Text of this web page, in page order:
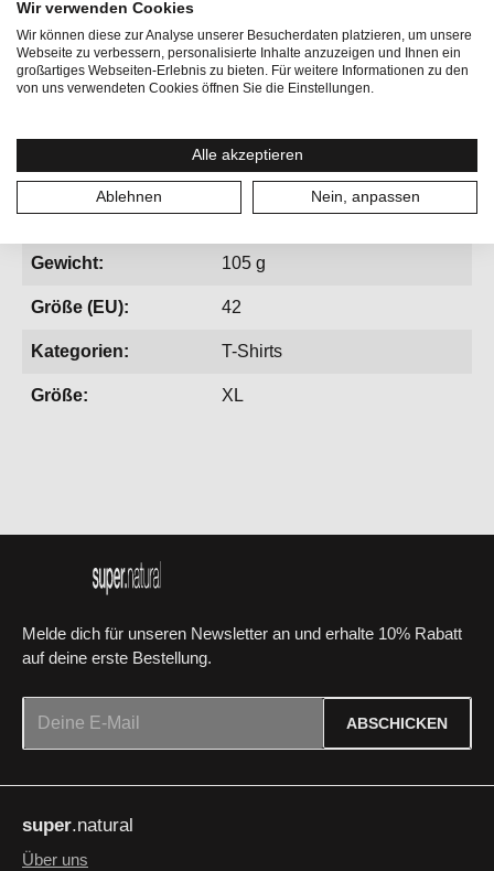
Yoga/Pilates Session
Aktivitäten: Bergsport, Reisen
Geschlecht: Damen
Gewicht: 105 g
Größe (EU): 42
Kategorien: T-Shirts
Größe: XL
Melde dich für unseren Newsletter an und erhalte 10% Rabatt
auf deine erste Bestellung.
ABSCHICKEN
genommen und die
einverstanden.
Die mit einem Stern (*) markierten Felder sind Pflichtfelder.
super.natural
Über uns
Wir verwenden Cookies
Wir können diese zur Analyse unserer Besucherdaten platzieren, um unsere
Webseite zu verbessern, personalisierte Inhalte anzuzeigen und Ihnen ein
großartiges Webseiten-Erlebnis zu bieten. Für weitere Informationen zu den
von uns verwendeten Cookies öffnen Sie die Einstellungen.
Alle akzeptieren
Ablehnen Nein, anpassen